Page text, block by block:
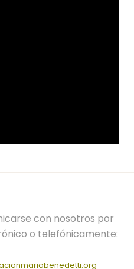
con nosotros por
o telefónicamente: